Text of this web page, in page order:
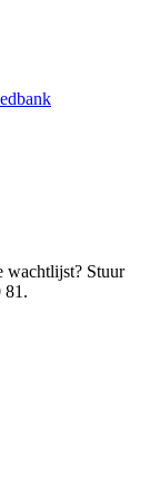
wachtlijst? Stuur
81.